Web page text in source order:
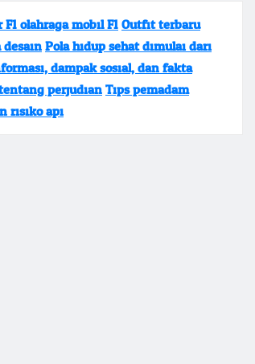
olahraga mobil F1Outfit terbaru
Pola hidup sehat dimulai dari
dampak sosial, dan fakta
perjudianTips pemadam
risiko api